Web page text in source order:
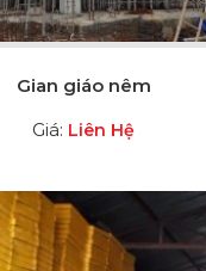
Gian giáo nêm
Giá: Liên Hệ